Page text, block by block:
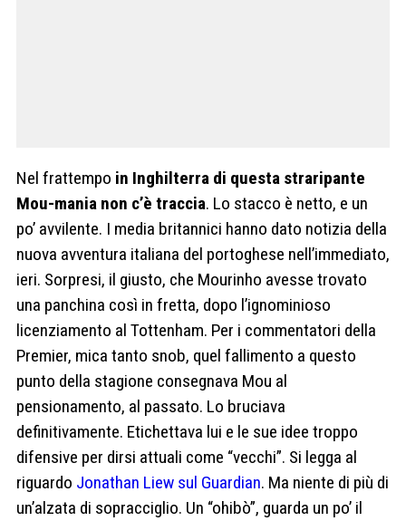
Nel frattempo in Inghilterra di questa straripante
Mou-mania non c’è traccia. Lo stacco è netto, e un
po’ avvilente. I media britannici hanno dato notizia della
nuova avventura italiana del portoghese nell’immediato,
ieri. Sorpresi, il giusto, che Mourinho avesse trovato
una panchina così in fretta, dopo l’ignominioso
licenziamento al Tottenham. Per i commentatori della
Premier, mica tanto snob, quel fallimento a questo
punto della stagione consegnava Mou al
pensionamento, al passato. Lo bruciava
definitivamente. Etichettava lui e le sue idee troppo
difensive per dirsi attuali come “vecchi”. Si legga al
riguardo Jonathan Liew sul Guardian. Ma niente di più di
un’alzata di sopracciglio. Un “ohibò”, guarda un po’ il